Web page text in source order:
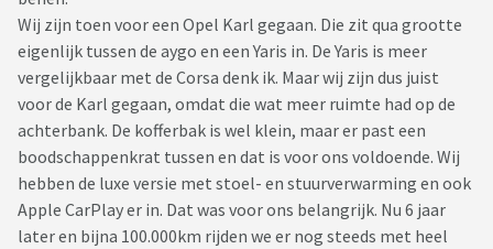
Wij zijn toen voor een Opel Karl gegaan. Die zit qua grootte
eigenlijk tussen de aygo en een Yaris in. De Yaris is meer
vergelijkbaar met de Corsa denk ik. Maar wij zijn dus juist
voor de Karl gegaan, omdat die wat meer ruimte had op de
achterbank. De kofferbak is wel klein, maar er past een
boodschappenkrat tussen en dat is voor ons voldoende. Wij
hebben de luxe versie met stoel- en stuurverwarming en ook
Apple CarPlay er in. Dat was voor ons belangrijk. Nu 6 jaar
later en bijna 100.000km rijden we er nog steeds met heel